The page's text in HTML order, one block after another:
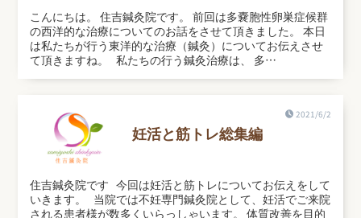
こんにちは。 住吉鍼灸院です。 前回は多嚢胞性卵巣症候群
の西洋的な治療についてのお話をさせて頂きました。 本日
は私たちが行う東洋的な治療（鍼灸）についてお伝えさせ
て頂きますね。 私たちの行う鍼灸治療は、 多…
2021/6/2
妊活と筋トレ総集編
住吉鍼灸院です 今回は妊活と筋トレについてお伝えをして
いきます。 当院では不妊専門鍼灸院として、妊活でご来院
される患者様が数多くいらっしゃいます。 体質改善を目的